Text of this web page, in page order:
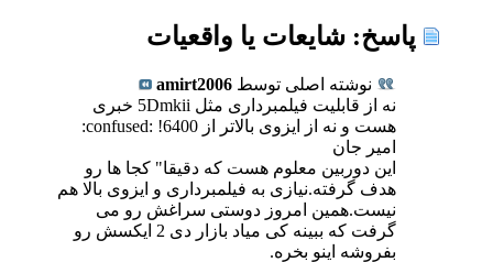
پاسخ: شايعات يا واقعيات
نوشته اصلی توسط amirt2006
نه از قابلیت فیلمبرداری مثل 5Dmkii خبری
هست و نه از ایزوی بالاتر از 6400! :confused:
امیر جان
این دوربین معلوم هست که دقیقا" کجا ها رو
هدف گرفته.نیازی به فیلمبرداری و ایزوی بالا هم
نیست.همین امروز دوستی سراغش رو می
گرفت که ببینه کی میاد بازار دی 2 ایکسش رو
بفروشه اینو بخره.